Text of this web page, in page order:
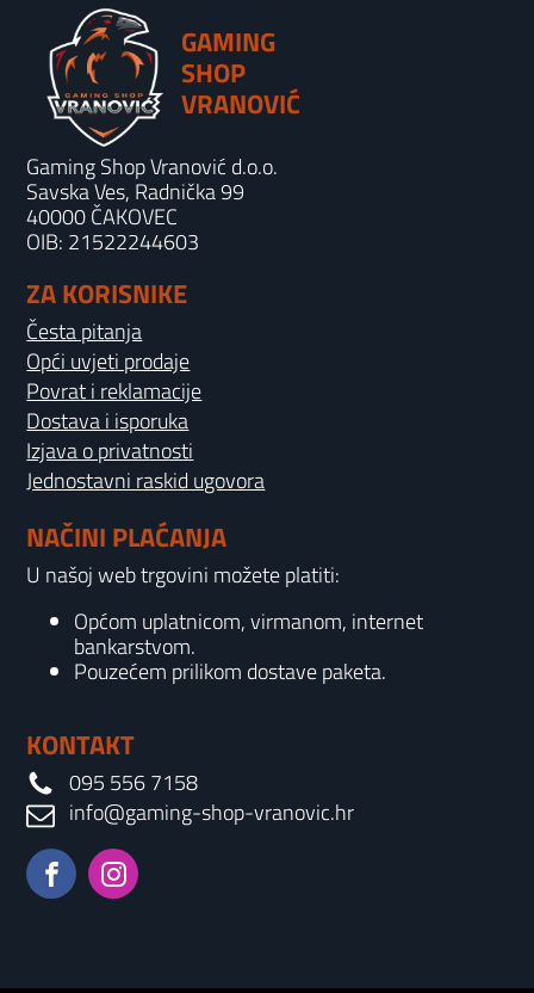
GAMING
SHOP
VRANOVIĆ
Gaming Shop Vranović d.o.o.
Savska Ves, Radnička 99
40000 ČAKOVEC
OIB: 21522244603
ZA KORISNIKE
Česta pitanja
Opći uvjeti prodaje
Povrat i reklamacije
Dostava i isporuka
Izjava o privatnosti
Jednostavni raskid ugovora
NAČINI PLAĆANJA
U našoj web trgovini možete platiti:
Općom uplatnicom, virmanom, internet
bankarstvom.
Pouzećem prilikom dostave paketa.
KONTAKT
095 556 7158
info@gaming-shop-vranovic.hr